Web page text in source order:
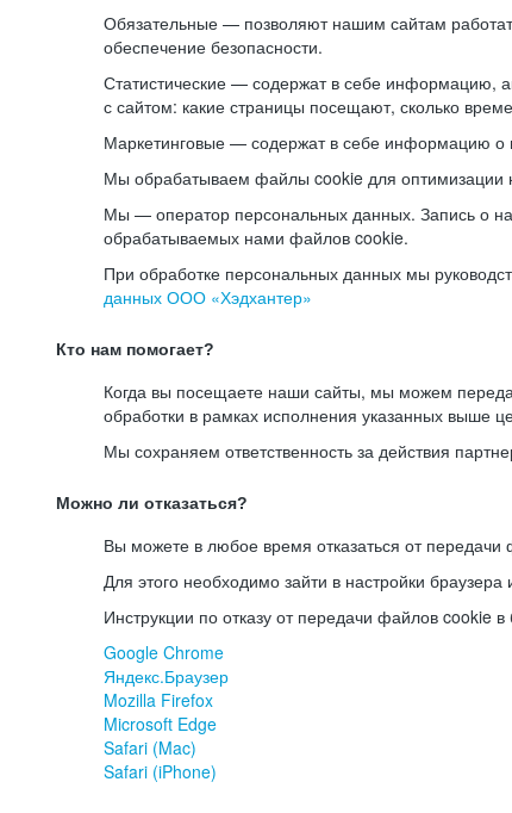
Обязательные — позволяют нашим сайтам
обеспечение безопасности.
Статистические — содержат в себе информацию,
с сайтом: какие страницы посещают, сколько
Маркетинговые — содержат в себе информацию о
Мы обрабатываем файлы cookie для оптимизации
Мы — оператор персональных данных. Запись о
обрабатываемых нами файлов cookie.
При обработке персональных данных мы
данных ООО «Хэдхантер»
Кто нам помогает?
Когда вы посещаете наши сайты, мы можем
обработки в рамках исполнения указанных выше
Мы сохраняем ответственность за действия
Можно ли отказаться?
Вы можете в любое время отказаться от передачи
Для этого необходимо зайти в настройки
Инструкции по отказу от передачи файлов cookie в
Google Chrome
Яндекс.Браузер
Mozilla Firefox
Microsoft Edge
Safari (Mac)
Safari (iPhone)